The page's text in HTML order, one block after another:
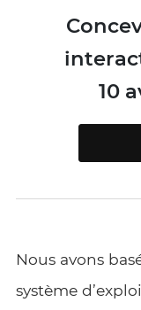
10
Nous avons
système